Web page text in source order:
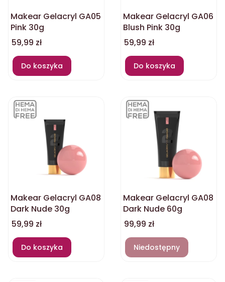
Makear Gelacryl GA05
Pink 30g
Cena
59,99 zł
Do koszyka
Makear Gelacryl GA06
Blush Pink 30g
Cena
59,99 zł
Do koszyka
Makear Gelacryl GA08
Dark Nude 30g
Cena
59,99 zł
Do koszyka
Makear Gelacryl GA08
Dark Nude 60g
Cena
99,99 zł
Niedostępny